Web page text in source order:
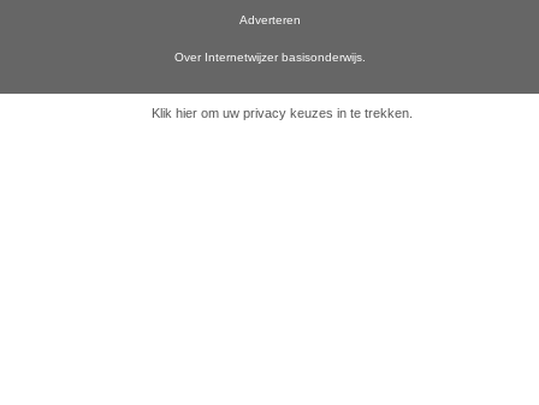
Adverteren
Over Internetwijzer basisonderwijs.
Klik hier om uw privacy keuzes in te trekken.